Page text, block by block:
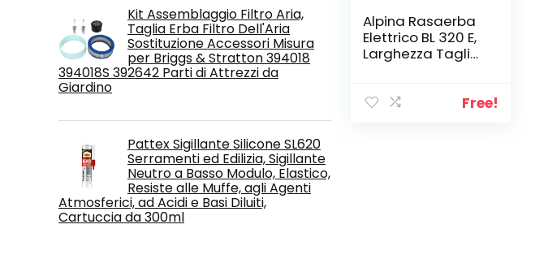
Kit Assemblaggio Filtro Aria,
Taglia Erba Filtro Dell'Aria
Sostituzione Accessori Misura
per Briggs & Stratton 394018
394018S 392642 Parti di Attrezzi da
Giardino
Pattex Sigillante Silicone SL620
Serramenti ed Edilizia, Sigillante
Neutro a Basso Modulo, Elastico,
Resiste alle Muffe, agli Agenti
Atmosferici, ad Acidi e Basi Diluiti,
Cartuccia da 300ml
Alpina Rasaerba
Elettrico BL 320 E,
Larghezza Taglio
m², Altezza di
Free!